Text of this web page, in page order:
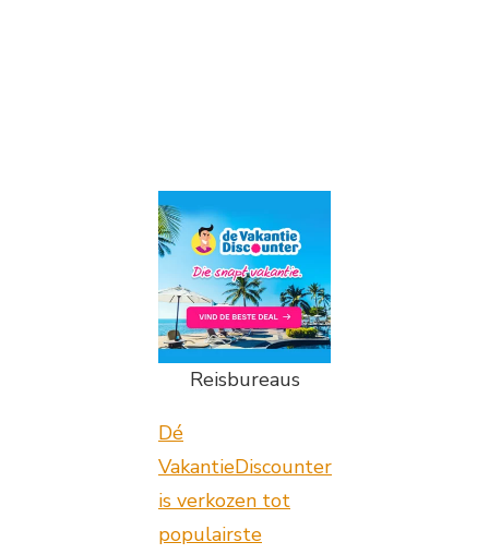
Reisbureaus
Dé
VakantieDiscounter
is verkozen tot
populairste